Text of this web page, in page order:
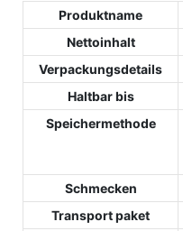
Produktname
Nettoinhalt
Verpackungsdetails
Haltbar bis
Speichermethode
Schmecken
Transport paket